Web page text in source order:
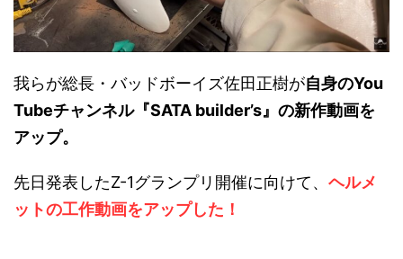
我らが総長・バッドボーイズ佐田正樹が自身のYou
Tubeチャンネル『SATA builder’s』の新作動画を
アップ。
先日発表したZ-1グランプリ開催に向けて、 ヘルメ
ットの工作動画をアップした！